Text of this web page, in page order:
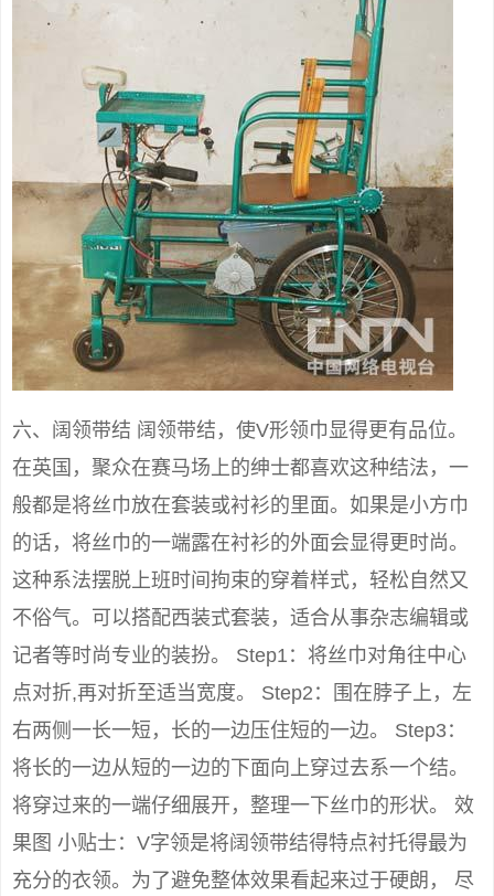
六、阔领带结 阔领带结，使V形领巾显得更有品位。
在英国，聚众在赛马场上的绅士都喜欢这种结法，一
般都是将丝巾放在套装或衬衫的里面。如果是小方巾
的话，将丝巾的一端露在衬衫的外面会显得更时尚。
这种系法摆脱上班时间拘束的穿着样式，轻松自然又
不俗气。可以搭配西装式套装，适合从事杂志编辑或
记者等时尚专业的装扮。 Step1：将丝巾对角往中心
点对折,再对折至适当宽度。 Step2：围在脖子上，左
右两侧一长一短，长的一边压住短的一边。 Step3：
将长的一边从短的一边的下面向上穿过去系一个结。
将穿过来的一端仔细展开，整理一下丝巾的形状。 效
果图 小贴士：V字领是将阔领带结得特点衬托得最为
充分的衣领。为了避免整体效果看起来过于硬朗， 尽